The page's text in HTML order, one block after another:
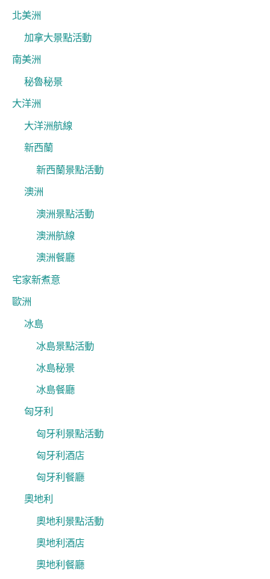
北美洲
加拿大景點活動
南美洲
秘魯秘景
大洋洲
大洋洲航線
新西蘭
新西蘭景點活動
澳洲
澳洲景點活動
澳洲航線
澳洲餐廳
宅家新煮意
歐洲
冰島
冰島景點活動
冰島秘景
冰島餐廳
匈牙利
匈牙利景點活動
匈牙利酒店
匈牙利餐廳
奧地利
奧地利景點活動
奧地利酒店
奧地利餐廳